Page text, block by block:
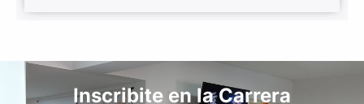
Inscribite en la Carrera